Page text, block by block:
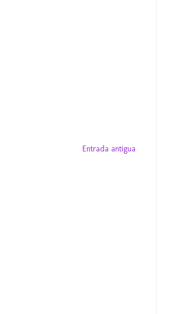
Entrada antigua